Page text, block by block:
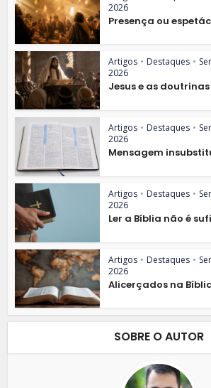
2026
Presença ou
Artigos • Destaques •
2026
Jesus e as doutrinas
Artigos • Destaques •
2026
Mensagem
Artigos • Destaques •
2026
Ler a Bíblia não é
Artigos • Destaques •
2026
Alicerçados na
SOBRE O AUTOR